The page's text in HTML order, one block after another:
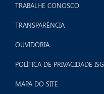
TRABALHE CONOSCO
TRANSPARÊNCIA
OUVIDORIA
POLÍTICA DE PRIVACIDADE ISG
MAPA DO SITE